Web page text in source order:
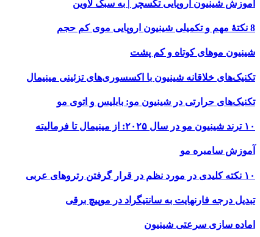
آموزش شینیون اروپایی تکسچر | به سبک لاوین
8 نکتهٔ مهم و تکمیلی شینیون اروپایی موی کم حجم
شینیون موهای کوتاه و کم‌ پشت
تکنیک‌های خلاقانه شینیون با اکسسوری‌های تزئینی مینیمال
تکنیک‌های حرارتی در شینیون مو: بابلیس و اتوی مو
۱۰ ترند شینیون مو در سال ۲۰۲۵: از مینیمال تا فرمالیته
آموزش سامبره مو
۱۰ نکته کلیدی در مورد نظم در قرار گرفتن رتروهای عربی
تبدیل درجه فارنهایت به سانتیگراد در موپیچ برقی
اماده سازی سرعتی شینیون